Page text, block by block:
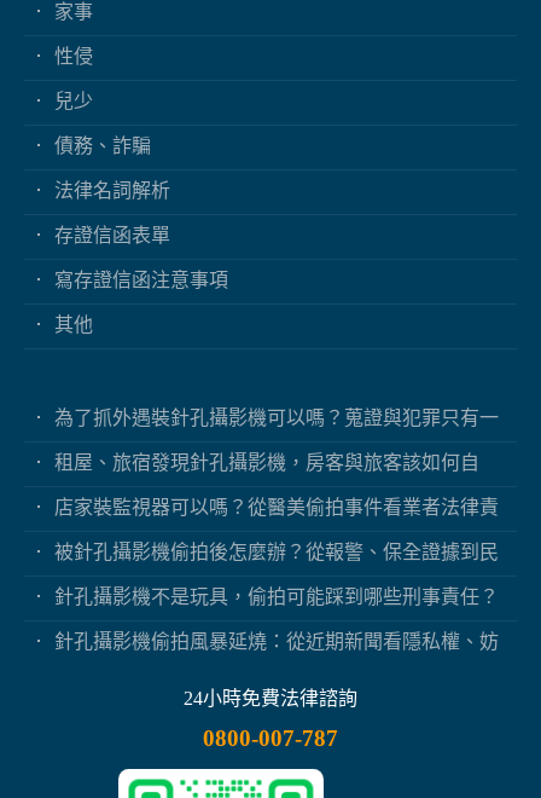
家事
性侵
兒少
債務、詐騙
法律名詞解析
存證信函表單
寫存證信函注意事項
其他
為了抓外遇裝針孔攝影機可以嗎？蒐證與犯罪只有一
租屋、旅宿發現針孔攝影機，房客與旅客該如何自
店家裝監視器可以嗎？從醫美偷拍事件看業者法律責
被針孔攝影機偷拍後怎麼辦？從報警、保全證據到民
針孔攝影機不是玩具，偷拍可能踩到哪些刑事責任？
針孔攝影機偷拍風暴延燒：從近期新聞看隱私權、妨
24小時免費法律諮詢
0800-007-787